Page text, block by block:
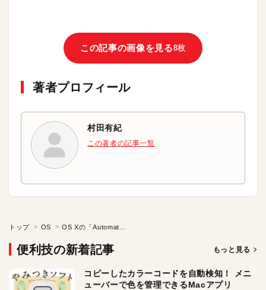
この記事の画像を見る8枚
著者プロフィール
村田有紀
この著者の記事一覧
トップ OS
便利技の新着記事 もっと見る
コピーしたカラーコードを自動検知！ メニ
ューバーで色を管理できるMacアプリ